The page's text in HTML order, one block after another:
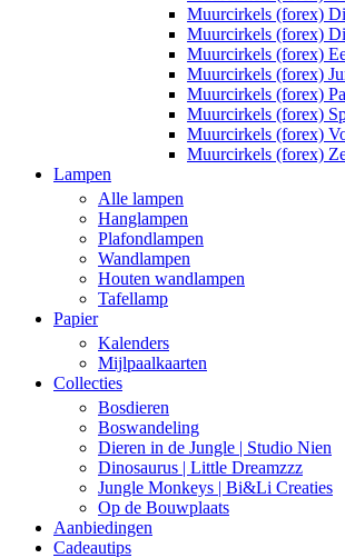
Muurcirkels (forex)
Muurcirkels (forex)
Muurcirkels (forex)
Muurcirkels (forex)
Muurcirkels (forex)
Muurcirkels (forex)
Muurcirkels (forex)
Muurcirkels (forex)
Lampen
Alle lampen
Hanglampen
Plafondlampen
Wandlampen
Houten wandlampen
Tafellamp
Papier
Kalenders
Mijlpaalkaarten
Collecties
Bosdieren
Boswandeling
Dieren in de Jungle | Studio Nien
Dinosaurus | Little Dreamzzz
Jungle Monkeys | Bi&Li Creaties
Op de Bouwplaats
Aanbiedingen
Cadeautips